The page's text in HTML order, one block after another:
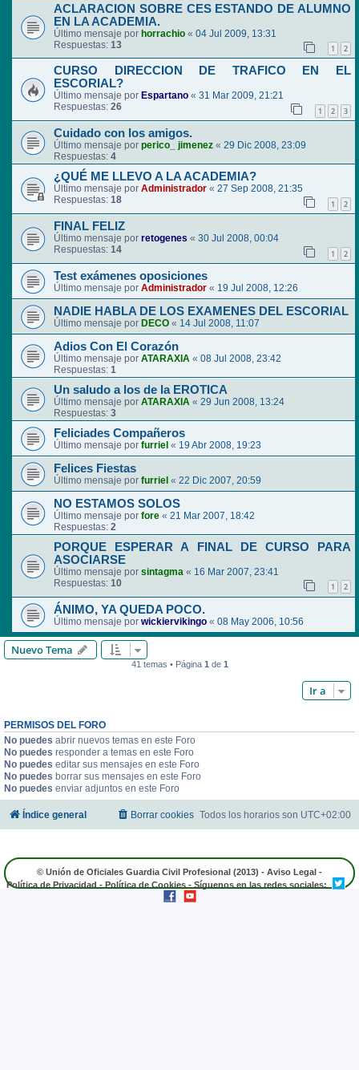
ACLARACION SOBRE CES ESTANDO DE ALUMNO
EN LA ACADEMIA.
Último mensaje por horrachio « 04 Jul 2009, 13:31
Respuestas: 13 1 2
CURSO DIRECCION DE TRAFICO EN EL
ESCORIAL?
Último mensaje por Espartano « 31 Mar 2009, 21:21
Respuestas: 26 1 2 3
Cuidado con los amigos.
Último mensaje por perico_ jimenez « 29 Dic 2008, 23:09
Respuestas: 4
¿QUÉ ME LLEVO A LA ACADEMIA?
Último mensaje por Administrador « 27 Sep 2008, 21:35
Respuestas: 18 1 2
FINAL FELIZ
Último mensaje por retogenes « 30 Jul 2008, 00:04
Respuestas: 14 1 2
Test exámenes oposiciones
Último mensaje por Administrador « 19 Jul 2008, 12:26
NADIE HABLA DE LOS EXAMENES DEL ESCORIAL
Último mensaje por DECO « 14 Jul 2008, 11:07
Adios Con El Corazón
Último mensaje por ATARAXIA « 08 Jul 2008, 23:42
Respuestas: 1
Un saludo a los de la EROTICA
Último mensaje por ATARAXIA « 29 Jun 2008, 13:24
Respuestas: 3
Feliciades Compañeros
Último mensaje por furriel « 19 Abr 2008, 19:23
Felices Fiestas
Último mensaje por furriel « 22 Dic 2007, 20:59
NO ESTAMOS SOLOS
Último mensaje por fore « 21 Mar 2007, 18:42
Respuestas: 2
PORQUE ESPERAR A FINAL DE CURSO PARA
ASOCIARSE
Último mensaje por sintagma « 16 Mar 2007, 23:41
Respuestas: 10 1 2
ÁNIMO, YA QUEDA POCO.
Último mensaje por wickiervikingo « 08 May 2006, 10:56
Nuevo Tema
41 temas • Página 1 de 1
Ir a
PERMISOS DEL FORO
No puedes abrir nuevos temas en este Foro
No puedes responder a temas en este Foro
No puedes editar sus mensajes en este Foro
No puedes borrar sus mensajes en este Foro
No puedes enviar adjuntos en este Foro
Índice general Todos los horarios son UTC+02:00
Borrar cookies
© Unión de Oficiales Guardia Civil Profesional (2013) - Aviso Legal -
Política de Privacidad - Política de Cookies - Síguenos en las redes sociales: